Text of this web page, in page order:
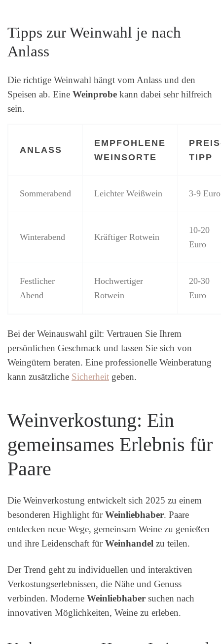
Tipps zur Weinwahl je nach
Anlass
Die richtige Weinwahl hängt vom Anlass und den
Speisen ab. Eine Weinprobe kann dabei sehr hilfreich
sein.
ANLASS
EMPFOHLENE
WEINSORTE
TIPP
Sommerabend Leichter Weißwein 3-9 Euro
Winterabend Kräftiger Rotwein
10-20
Euro
Festlicher
Abend
Hochwertiger
Rotwein
20-30
Euro
Bei der Weinauswahl gilt: Vertrauen Sie Ihrem
persönlichen Geschmack und lassen Sie sich von
Weingütern beraten. Eine professionelle Weinberatung
kann zusätzliche Sicherheit geben.
Weinverkostung: Ein
gemeinsames Erlebnis für
Paare
Die Weinverkostung entwickelt sich 2025 zu einem
besonderen Highlight fürWeinliebhaber. Paare
entdecken neue Wege, gemeinsam Weine zu genießen
und ihre Leidenschaft fürWeinhandel zu teilen.
Der Trend geht zu individuellen und interaktiven
Verkostungserlebnissen, die Nähe und Genuss
verbinden. Moderne Weinliebhaber suchen nach
innovativen Möglichkeiten, Weine zu erleben.